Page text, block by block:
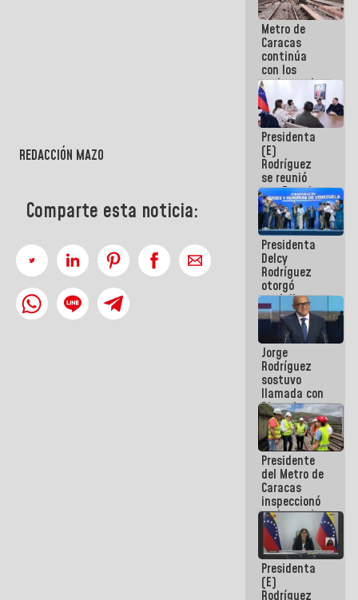
REDACCIÓN MAZO
Comparte esta noticia:
Metro de
Caracas
continúa
con los
trabajos de
mantenimiento
e inspección
en la Línea 2
Presidenta
(E)
Rodríguez
se reunió
con Estado
Mayor
Eléctrico
para
abordar
planes de
acción
Presidenta
Delcy
Rodríguez
otorgó
medalla
"Héroe de
Venezuela"
a servidores
públicos
Jorge
Rodríguez
sostuvo
llamada con
Dinorah
Figuera y
acuerdan
primer
encuentro
presencial
para el
diálogo
Presidente
del Metro de
Caracas
inspeccionó
trabajos de
rehabilitación
y
modernización
de la vía
férrea
Presidenta
(E)
Rodríguez